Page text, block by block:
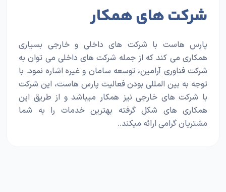
شرکت های همکار
پارس هاست با شرکت ­های داخلی و خارجی بسیاری
همکاری می­ کند که از جمله شرکت های داخلی می توان به
شرکت فناوری آرامین، توسعه سامان و غیره اشاره نمود. با
توجه به بین­ المللی بودن فعالیت پارس هاست، این شرکت
با شرکت­ های خارجی نیز همکار میباشد و از طریق این
همکاری های شکل گرفته بهترین خدمات را به شما
مشتریان گرامی ارائه میکند..